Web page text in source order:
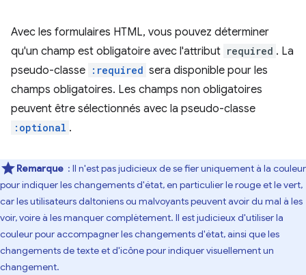
Avec les formulaires HTML, vous pouvez déterminer
qu'un champ est obligatoire avec l'attribut required . La
pseudo-classe :required sera disponible pour les
champs obligatoires. Les champs non obligatoires
peuvent être sélectionnés avec la pseudo-classe
:optional .
Remarque : Il n'est pas judicieux de se fier uniquement à la couleur
pour indiquer les changements d'état, en particulier le rouge et le vert,
car les utilisateurs daltoniens ou malvoyants peuvent avoir du mal à les
voir, voire à les manquer complètement. Il est judicieux d'utiliser la
couleur pour accompagner les changements d'état, ainsi que les
changements de texte et d'icône pour indiquer visuellement un
changement.